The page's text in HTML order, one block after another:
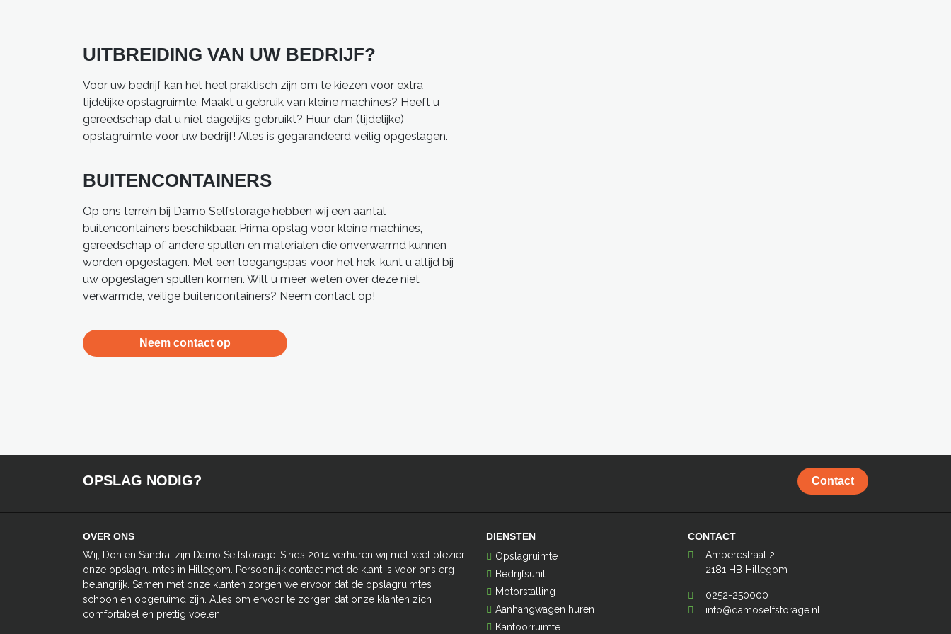
UITBREIDING VAN UW BEDRIJF?
Voor uw bedrijf kan het heel praktisch zijn om te kiezen voor extra
tijdelijke opslagruimte. Maakt u gebruik van kleine machines? Heeft u
gereedschap dat u niet dagelijks gebruikt? Huur dan (tijdelijke)
opslagruimte voor uw bedrijf! Alles is gegarandeerd veilig opgeslagen.
BUITENCONTAINERS
Op ons terrein bij Damo Selfstorage hebben wij een aantal
buitencontainers beschikbaar. Prima opslag voor kleine machines,
gereedschap of andere spullen en materialen die onverwarmd kunnen
worden opgeslagen. Met een toegangspas voor het hek, kunt u altijd bij
uw opgeslagen spullen komen. Wilt u meer weten over deze niet
verwarmde, veilige buitencontainers? Neem contact op!
Neem contact op
OPSLAG NODIG? Contact
OVER ONS
Wij, Don en Sandra, zijn Damo Selfstorage. Sinds 2014 verhuren wij met veel plezier
onze opslagruimtes in Hillegom. Persoonlijk contact met de klant is voor ons erg
belangrijk. Samen met onze klanten zorgen we ervoor dat de opslagruimtes
schoon en opgeruimd zijn. Alles om ervoor te zorgen dat onze klanten zich
comfortabel en prettig voelen.
DIENSTEN
Opslagruimte
Bedrijfsunit
Motorstalling
Aanhangwagen huren
Kantoorruimte
CONTACT
Amperestraat 2
2181 HB Hillegom
0252-250000
info@damoselfstorage.nl